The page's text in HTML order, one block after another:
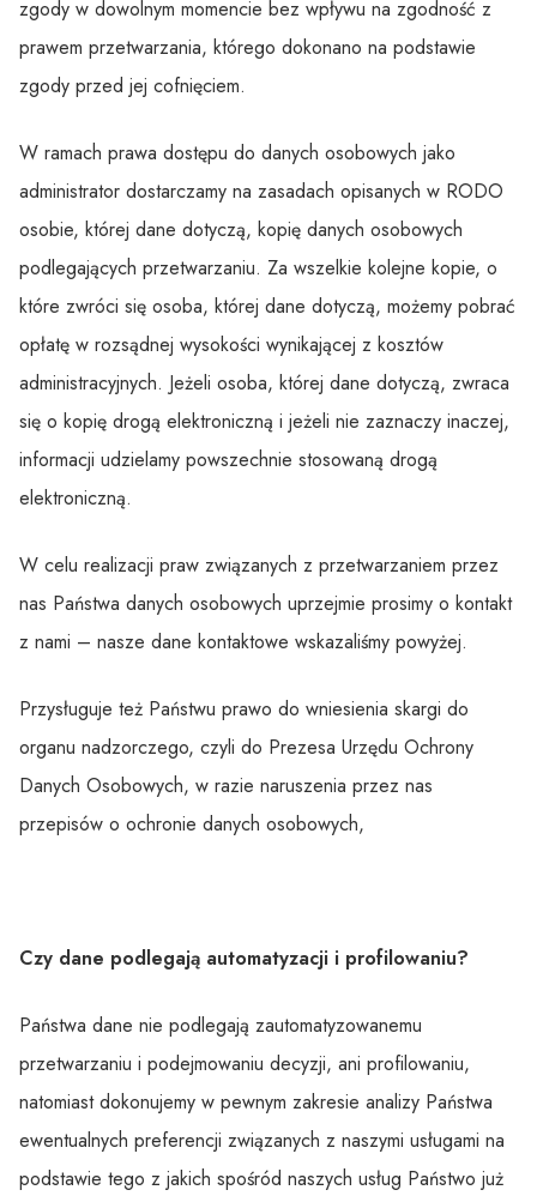
zgody w dowolnym momencie bez wpływu na zgodność z
prawem przetwarzania, którego dokonano na podstawie
zgody przed jej cofnięciem.
W ramach prawa dostępu do danych osobowych jako
administrator dostarczamy na zasadach opisanych w RODO
osobie, której dane dotyczą, kopię danych osobowych
podlegających przetwarzaniu. Za wszelkie kolejne kopie, o
które zwróci się osoba, której dane dotyczą, możemy pobrać
opłatę w rozsądnej wysokości wynikającej z kosztów
administracyjnych. Jeżeli osoba, której dane dotyczą, zwraca
się o kopię drogą elektroniczną i jeżeli nie zaznaczy inaczej,
informacji udzielamy powszechnie stosowaną drogą
elektroniczną.
W celu realizacji praw związanych z przetwarzaniem przez
nas Państwa danych osobowych uprzejmie prosimy o kontakt
z nami – nasze dane kontaktowe wskazaliśmy powyżej.
Przysługuje też Państwu prawo do wniesienia skargi do
organu nadzorczego, czyli do Prezesa Urzędu Ochrony
Danych Osobowych, w razie naruszenia przez nas
przepisów o ochronie danych osobowych,
Czy dane podlegają automatyzacji i profilowaniu?
Państwa dane nie podlegają zautomatyzowanemu
przetwarzaniu i podejmowaniu decyzji, ani profilowaniu,
natomiast dokonujemy w pewnym zakresie analizy Państwa
ewentualnych preferencji związanych z naszymi usługami na
podstawie tego z jakich spośród naszych usług Państwo już